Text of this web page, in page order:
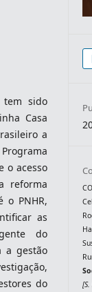
sido
Casa
a
o acesso
reforma
o PNHR,
as
do
a gestão
do